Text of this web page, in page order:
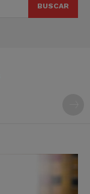
BUSCAR